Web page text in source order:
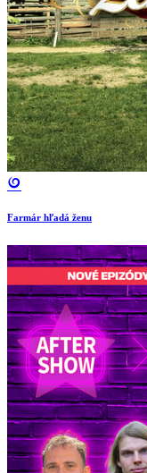
Farmár hľadá ženu